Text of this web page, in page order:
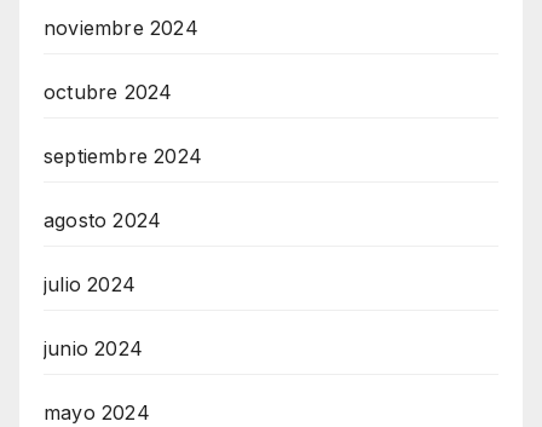
noviembre 2024
octubre 2024
septiembre 2024
agosto 2024
julio 2024
junio 2024
mayo 2024